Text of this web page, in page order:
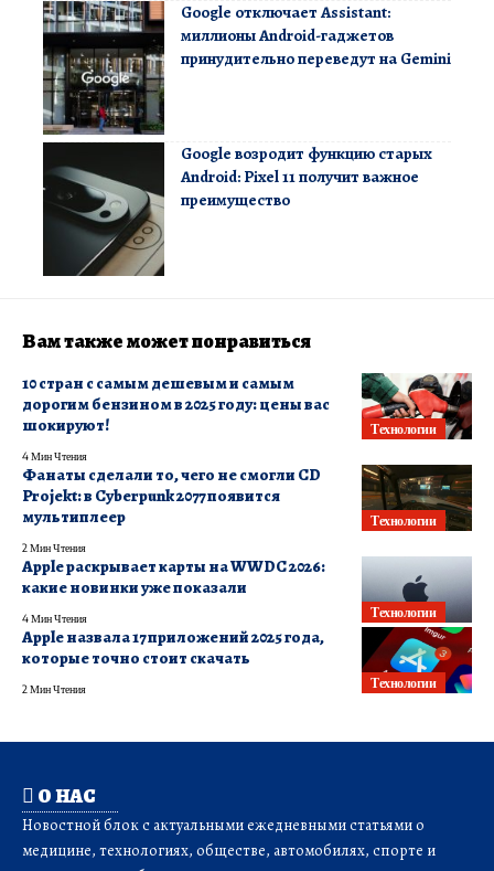
Google отключает Assistant:
миллионы Android-гаджетов
принудительно переведут на Gemini
Google возродит функцию старых
Android: Pixel 11 получит важное
преимущество
Вам также может понравиться
Технологии
10 стран с самым дешевым и самым
дорогим бензином в 2025 году: цены вас
шокируют!
4 Мин Чтения
Технологии
Фанаты сделали то, чего не смогли CD
Projekt: в Cyberpunk 2077 появится
мультиплеер
2 Мин Чтения
Технологии
Apple раскрывает карты на WWDC 2026:
какие новинки уже показали
4 Мин Чтения
Технологии
Apple назвала 17 приложений 2025 года,
которые точно стоит скачать
2 Мин Чтения
О НАС
Новостной блок с актуальными ежедневными статьями о
медицине, технологиях, обществе, автомобилях, спорте и